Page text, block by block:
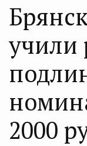
учили
2000